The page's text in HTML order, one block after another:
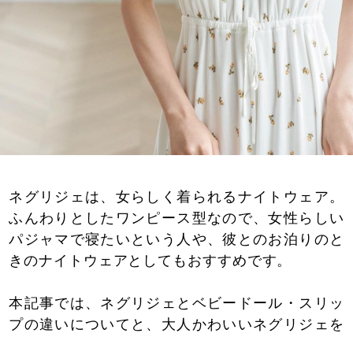
ネグリジェは、女らしく着られるナイトウェア。
ふんわりとしたワンピース型なので、女性らしい
パジャマで寝たいという人や、彼とのお泊りのと
きのナイトウェアとしてもおすすめです。
本記事では、ネグリジェとベビードール・スリッ
プの違いについてと、大人かわいいネグリジェを